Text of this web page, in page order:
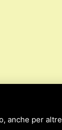
anche per altre